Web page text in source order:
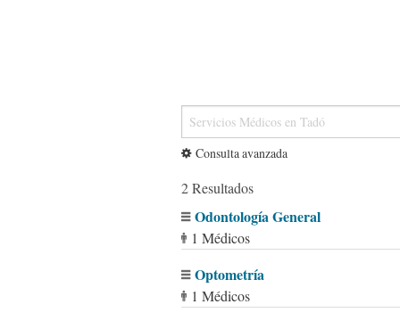
Consulta avanzada
2 Resultados
Odontología General
1 Médicos
Optometría
1 Médicos